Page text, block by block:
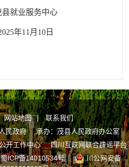
县就业服务中心
5年11 月 10日
网站地图 |
联系我们
民政府 承办：茂县人民政府办公室
公开工作中心四川互联网联合辟谣平台
蜀ICP备14010534号
川公网安备